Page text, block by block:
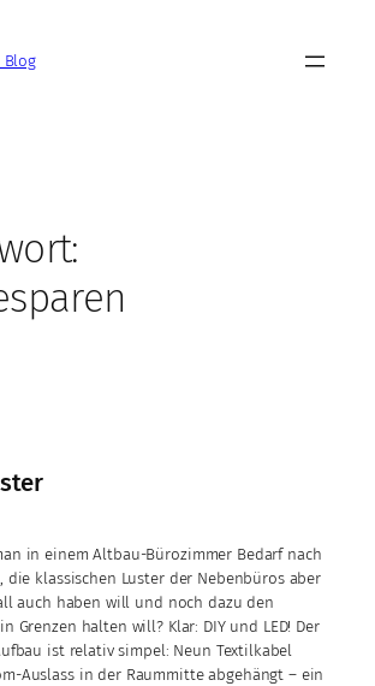
Blog
in einem Altbau-Bürozimmer Bedarf nach
die klassischen Luster der Nebenbüros aber
auch haben will und noch dazu den
Grenzen halten will? Klar: DIY und LED! Der
ist relativ simpel: Neun Textilkabel
Auslass in der Raummitte abgehängt – ein